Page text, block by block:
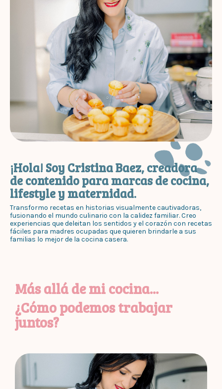
¡Hola! Soy Cristina Baez, creadora
de contenido para marcas de cocina,
lifestyle y maternidad.
Transformo recetas en historias visualmente cautivadoras,
fusionando el mundo culinario con la calidez familiar. Creo
experiencias que deleitan los sentidos y el corazón con recetas
fáciles para madres ocupadas que quieren brindarle a sus
familias lo mejor de la cocina casera.
Más allá de mi cocina...
¿Cómo podemos trabajar
juntos?